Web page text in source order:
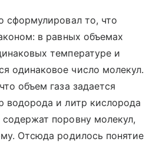
сформулировал то, что
в равных объемах
температуре и
одинаковое число молекул.
объем газа задается
водорода и литр кислорода
поровну молекул,
Отсюда родилось понятие